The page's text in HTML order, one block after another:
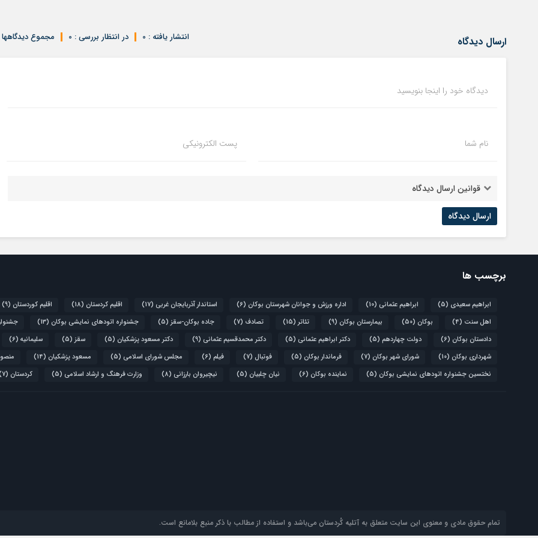
ارسال دیدگاه مجموع دیدگاهها در انتظار بررسی : 0 انتشار یافته : 0
دیدگاه خود را اینجا بنویسید
نام شما پست الکترونیکی
قوانین ارسال دیدگاه
برچسب ها
ابراهیم سعیدی (5) ابراهیم عثمانی (10) اداره ورزش و جوانان شهرستان بوکان (6) استاندار آذربایجان غربی (17) اقلیم کردستان (18) اقلیم کوردستان (9)
اهل سنت (4) بوکان (50) بیمارستان بوکان (9) تئاتر(15) تصادف (7) جاده بوکان-سقز(5) جشنواره اتودهای نمایشی بوکان (13)
دادستان بوکان (6) دولت چهاردهم (5) دکتر ابراهیم عثمانی (5) دکتر محمدقسیم عثمانی (9) دکتر مسعود پزشکیان (5) سقز(5) سلیمانیه (6)
شهرداری بوکان (10) شورای شهر بوکان (7) فرماندار بوکان (5) فوتبال (7) فیلم (6) مجلس شورای اسلامی (5) مسعود پزشکیان (14)
نختسین جشنواره اتودهای نمایشی بوکان (5) نماینده بوکان (6) نیان چلبیان (5) نیچیروان بارزانی (8) وزارت فرهنگ و ارشاد اسلامی (5) کردستان (7)
تمام حقوق مادی و معنوی این سایت متعلق به آتلیه‌ کُردستان می‌باشد و استفاده از مطالب با ذکر منبع بلامانع است.